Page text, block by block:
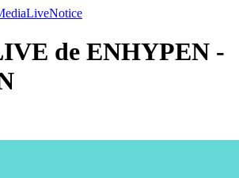
LiveNotice
de ENHYPEN -